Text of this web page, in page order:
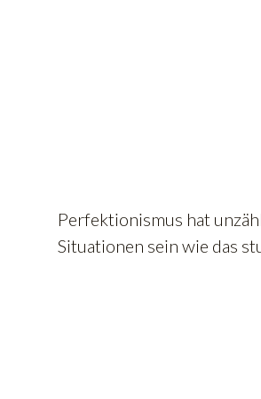
Perfektionismus hat
Situationen sein wie das